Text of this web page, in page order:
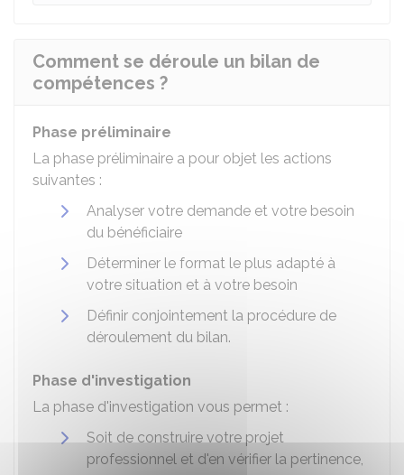
Comment se déroule un bilan de
compétences ?
Phase préliminaire
La phase préliminaire a pour objet les actions
suivantes :
Analyser votre demande et votre besoin
du bénéficiaire
Déterminer le format le plus adapté à
votre situation et à votre besoin
Définir conjointement la procédure de
déroulement du bilan.
Phase d'investigation
La phase d'investigation vous permet :
Soit de construire votre projet
professionnel et d'en vérifier la pertinence,